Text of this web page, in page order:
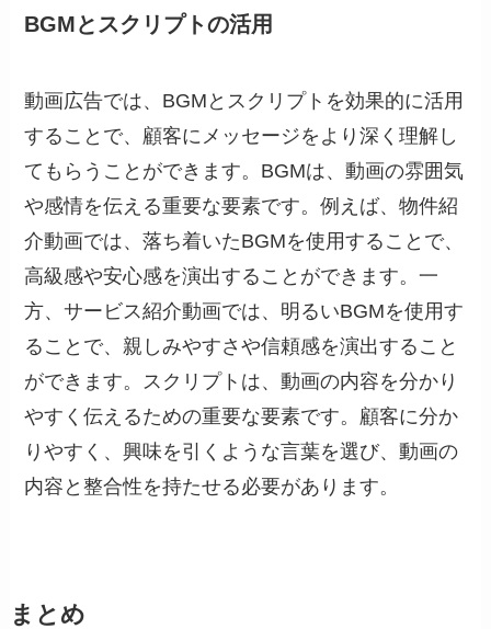
BGMとスクリプトの活用
動画広告では、BGMとスクリプトを効果的に活用
することで、顧客にメッセージをより深く理解し
てもらうことができます。BGMは、動画の雰囲気
や感情を伝える重要な要素です。例えば、物件紹
介動画では、落ち着いたBGMを使用することで、
高級感や安心感を演出することができます。一
方、サービス紹介動画では、明るいBGMを使用す
ることで、親しみやすさや信頼感を演出すること
ができます。スクリプトは、動画の内容を分かり
やすく伝えるための重要な要素です。顧客に分か
りやすく、興味を引くような言葉を選び、動画の
内容と整合性を持たせる必要があります。
まとめ